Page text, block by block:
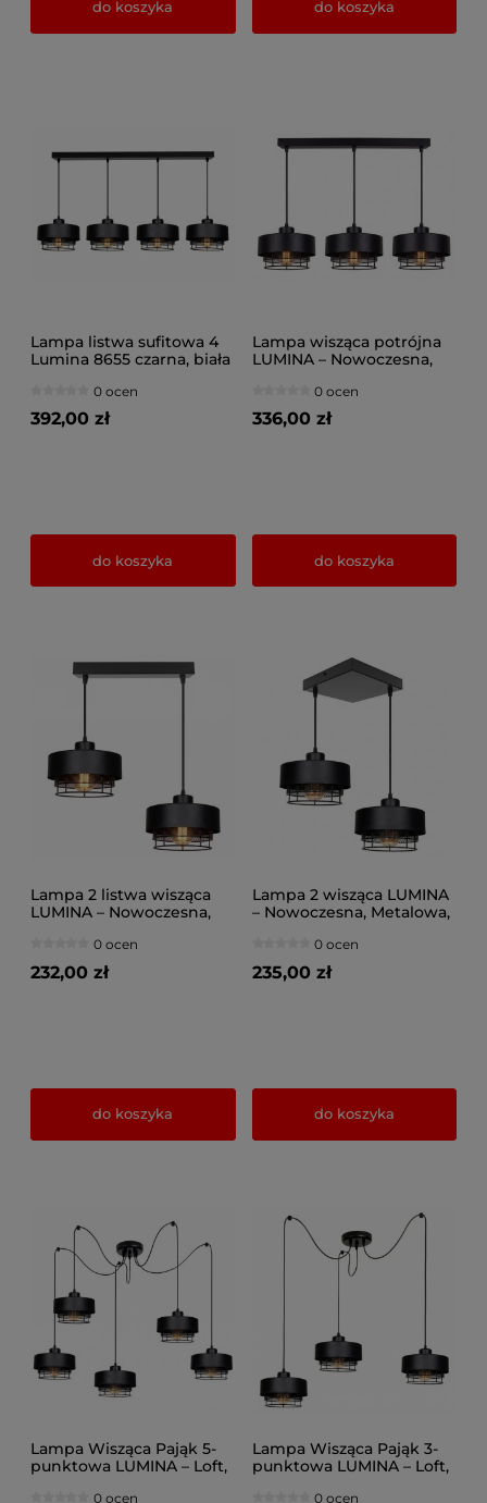
do koszyka do koszyka
Lampa listwa sufitowa 4
Lumina 8655 czarna, biała
0 ocen
392,00 zł
do koszyka
Lampa wisząca potrójna
LUMINA – Nowoczesna,
Stół (Różne kolory) 8653/2
czarna, biała
0 ocen
336,00 zł
do koszyka
Lampa 2 listwa wisząca
LUMINA – Nowoczesna,
Stół (Różne kolory) 8657-
CC, różne kolory
0 ocen
232,00 zł
do koszyka
Lampa 2 wisząca LUMINA
– Nowoczesna, Metalowa,
kolory) 8658 czarna, biała
0 ocen
235,00 zł
do koszyka
Lampa Wisząca Pająk 5-
punktowa LUMINA – Loft,
0 ocen
Lampa Wisząca Pająk 3-
punktowa LUMINA – Loft,
0 ocen